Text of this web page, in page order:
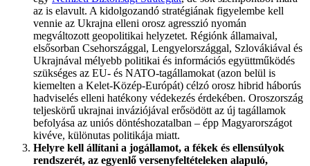
az is elavult. A kidolgozandó stratégiának figyelembe kell
vennie az Ukrajna elleni orosz agresszió nyomán
megváltozott geopolitikai helyzetet. Régiónk államaival,
elsősorban Csehországgal, Lengyelországgal, Szlovákiával és
Ukrajnával mélyebb politikai és információs együttműködés
szükséges az EU- és NATO-tagállamokat (azon belül is
kiemelten a Kelet-Közép-Európát) célzó orosz hibrid háborús
hadviselés elleni hatékony védekezés érdekében. Oroszország
teljeskörű ukrajnai inváziójával erősödött az új tagállamok
befolyása az uniós döntéshozatalban – épp Magyarországot
kivéve, különutas politikája miatt.
Helyre kell állítani a jogállamot, a fékek és ellensúlyok
rendszerét, az egyenlő versenyfeltételeken alapuló,